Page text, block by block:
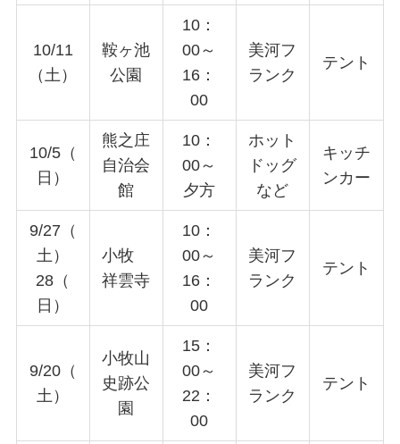
10/11
（土）
鞍ヶ池
公園
10：
00～
16：
00
美河フ
ランク
テント
10/5（
日）
熊之庄
自治会
館
10：
00～
夕方
ホット
ドッグ
など
キッチ
ンカー
9/27（
土）
28（
日）
小牧
祥雲寺
10：
00～
16：
00
美河フ
ランク
テント
9/20（
土）
小牧山
史跡公
園
15：
00～
22：
00
美河フ
ランク
テント